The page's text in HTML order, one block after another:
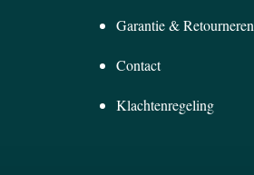
Garantie & Retourneren
Contact
Klachtenregeling